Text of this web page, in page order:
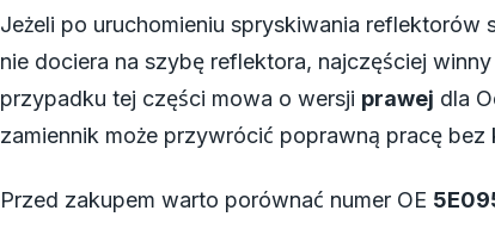
Jeżeli po uruchomieniu spryskiwania reflektorów
nie dociera na szybę reflektora, najczęściej
przypadku tej części mowa o wersji prawej dla
zamiennik może przywrócić poprawną pracę bez
Przed zakupem warto porównać numer OE